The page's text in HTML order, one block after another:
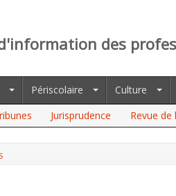
des
Périscolaire Culture
Jurisprudence Revue